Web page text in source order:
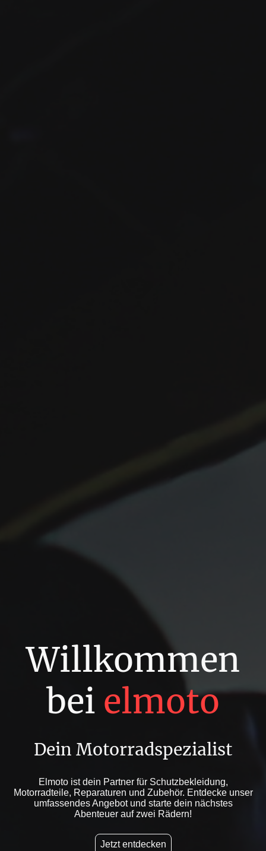
Willkommen
bei elmoto
Dein Motorradspezialist
Elmoto ist dein Partner für Schutzbekleidung,
Motorradteile, Reparaturen und Zubehör. Entdecke unser
umfassendes Angebot und starte dein nächstes
Abenteuer auf zwei Rädern!
Jetzt entdecken